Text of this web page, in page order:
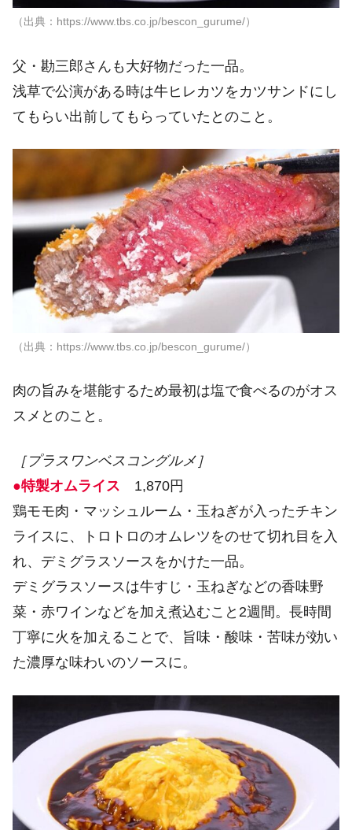
（出典：https://www.tbs.co.jp/bescon_gurume/）
父・勘三郎さんも大好物だった一品。
浅草で公演がある時は牛ヒレカツをカツサンドにし
てもらい出前してもらっていたとのこと。
（出典：https://www.tbs.co.jp/bescon_gurume/）
肉の旨みを堪能するため最初は塩で食べるのがオス
スメとのこと。
［プラスワンベスコングルメ］
●特製オムライス 1,870円
鶏モモ肉・マッシュルーム・玉ねぎが入ったチキン
ライスに、トロトロのオムレツをのせて切れ目を入
れ、デミグラスソースをかけた一品。
デミグラスソースは牛すじ・玉ねぎなどの香味野
菜・赤ワインなどを加え煮込むこと2週間。長時間
丁寧に火を加えることで、旨味・酸味・苦味が効い
た濃厚な味わいのソースに。